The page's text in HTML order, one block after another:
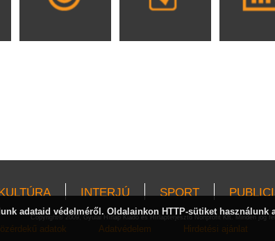
INTERJÚ SPORT
Copyright© 2009, Gyulai Hírlap Kiadó és Hírlapterjesztő Nonprofit Kft. Minden jog
adatok Adatvédelem Hirdetési ajánlat
adataid védelméről. Oldalainkon HTTP-sütiket használunk